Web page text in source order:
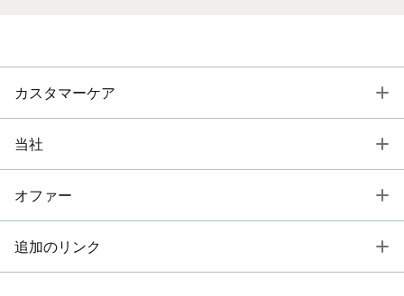
カスタマーケア
当社
オファー
追加のリンク